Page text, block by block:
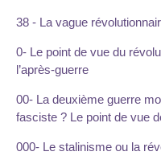
38 - La vague
0- Le point de vue du
l’après-guerre
00- La deuxième guerre
fasciste ? Le point de vue
000- Le stalinisme ou la